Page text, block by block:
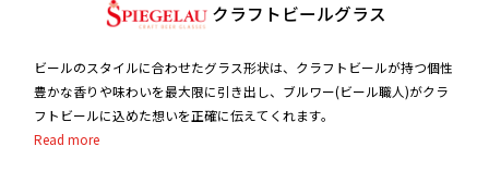
クラフトビールグラス
ビールのスタイルに合わせたグラス形状は、クラフトビールが持つ個性
豊かな香りや味わいを最大限に引き出し、ブルワー(ビール職人)がクラ
フトビールに込めた想いを正確に伝えてくれます。